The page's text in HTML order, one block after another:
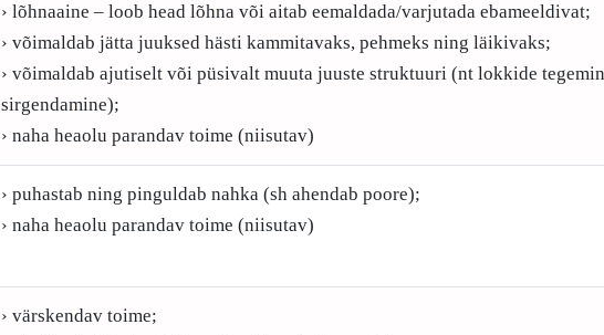
› lõhnaaine – loob head lõhna või aitab eemaldada/varjutada ebameeldivat;
› võimaldab jätta juuksed hästi kammitavaks, pehmeks ning läikivaks;
› võimaldab ajutiselt või püsivalt muuta juuste struktuuri (nt lokkide
sirgendamine);
› naha heaolu parandav toime (niisutav)
› puhastab ning pinguldab nahka (sh ahendab poore);
› naha heaolu parandav toime (niisutav)
› värskendav toime;